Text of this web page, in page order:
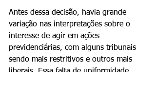
Antes dessa decisão, havia grande
variação nas interpretações sobre o
interesse de agir em ações
previdenciárias, com alguns tribunais
sendo mais restritivos e outros mais
liberais. Essa falta de uniformidade